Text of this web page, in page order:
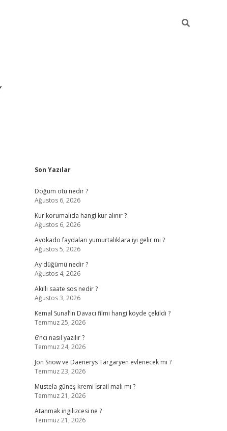
Sidebar
Son Yazılar
Doğum otu nedir ?
Ağustos 6, 2026
Kur korumalıda hangi kur alınır ?
Ağustos 6, 2026
Avokado faydaları yumurtalıklara iyi gelir mi ?
Ağustos 5, 2026
Ay düğümü nedir ?
Ağustos 4, 2026
Akıllı saate sos nedir ?
Ağustos 3, 2026
Kemal Sunal’ın Davacı filmi hangi köyde çekildi ?
Temmuz 25, 2026
6’ncı nasıl yazılır ?
Temmuz 24, 2026
Jon Snow ve Daenerys Targaryen evlenecek mi ?
Temmuz 23, 2026
Mustela güneş kremi İsrail malı mı ?
Temmuz 21, 2026
Atanmak ingilizcesi ne ?
Temmuz 21, 2026
betci